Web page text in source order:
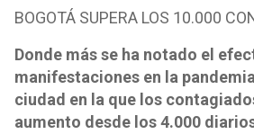
BOGOTÁ SUPERA LOS 10.000
Donde más se ha notado el
manifestaciones en la
ciudad en la que los
aumento desde los 4.000